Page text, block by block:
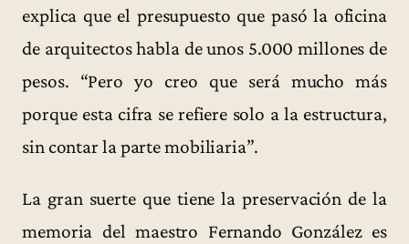
explica que el presupuesto que pasó la oficina
de arquitectos habla de unos 5.000 millones de
pesos. “Pero yo creo que será mucho más
porque esta cifra se refiere solo a la estructura,
sin contar la parte mobiliaria”.
La gran suerte que tiene la preservación de la
memoria del maestro Fernando González es